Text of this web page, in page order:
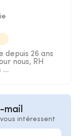
depuis 26 ans
nous, RH
...
mail
intéressent